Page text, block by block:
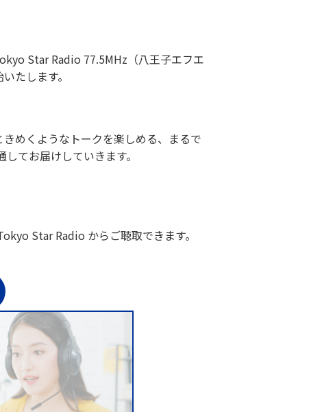
Star Radio 77.5MHz（八王子エフエ
たします。
めくようなトークを楽しめる、まるで
てお届けしていきます。
Star Radio からご聴取できます。